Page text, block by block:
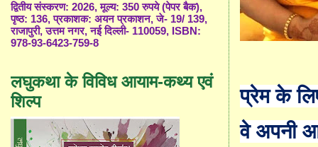
प्रेम के
वे अपनी
द्वितीय संस्करण: 2026, मूल्य: 350 रुपये (पेपर बैक),
पृष्ठ: 136, प्रकाशक: अयन प्रकाशन, जे- 19/ 139,
राजापुरी, उत्तम नगर, नई दिल्ली- 110059, ISBN:
978-93-6423-759-8
लघुकथा के विविध आयाम-कथ्य एवं
शिल्प